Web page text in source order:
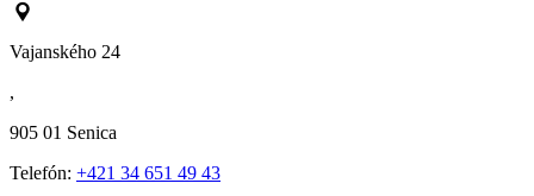
Vajanského 24
,
905 01 Senica
Telefón: +421 34 651 49 43